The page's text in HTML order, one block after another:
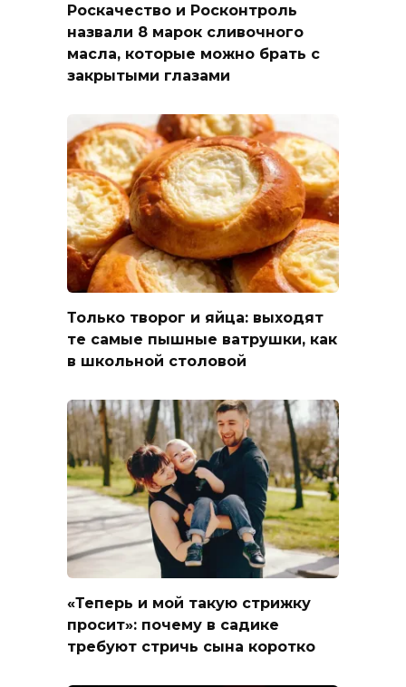
Роскачество и Росконтроль
назвали 8 марок сливочного
масла, которые можно брать с
закрытыми глазами
Только творог и яйца: выходят
те самые пышные ватрушки, как
в школьной столовой
«Теперь и мой такую стрижку
просит»: почему в садике
требуют стричь сына коротко